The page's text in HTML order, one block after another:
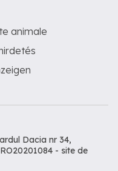
animale
Dacia nr 34,
- site de